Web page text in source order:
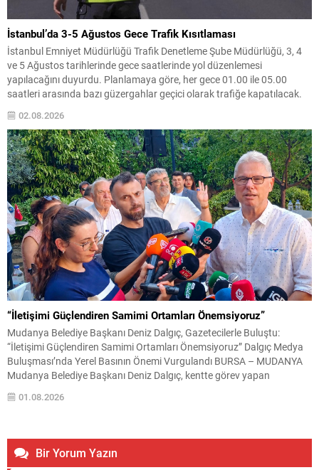
İstanbul’da 3-5 Ağustos Gece Trafik Kısıtlaması
İstanbul Emniyet Müdürlüğü Trafik Denetleme Şube Müdürlüğü, 3, 4
ve 5 Ağustos tarihlerinde gece saatlerinde yol düzenlemesi
yapılacağını duyurdu. Planlamaya göre, her gece 01.00 ile 05.00
saatleri arasında bazı güzergahlar geçici olarak trafiğe kapatılacak.
Belirtilen saat aralığında kapatılacak yollar arasında Beylerbeyi Köprü
Katılımı, Kısıklı Caddesi Altunizade Köprü Katılımı, Altunizade
Kavşağı...
02.08.2026
“İletişimi Güçlendiren Samimi Ortamları Önemsiyoruz”
Mudanya Belediye Başkanı Deniz Dalgıç, Gazetecilerle Buluştu:
“İletişimi Güçlendiren Samimi Ortamları Önemsiyoruz” Dalgıç Medya
Buluşması’nda Yerel Basının Önemi Vurgulandı BURSA – MUDANYA
Mudanya Belediye Başkanı Deniz Dalgıç, kentte görev yapan
gazetecilerle düzenlenen Dalgıç Medya Buluşması programında bir
araya geldi. Yerel basın mensuplarının yoğun katılım gösterdiği
01.08.2026
Bir Yorum Yazın